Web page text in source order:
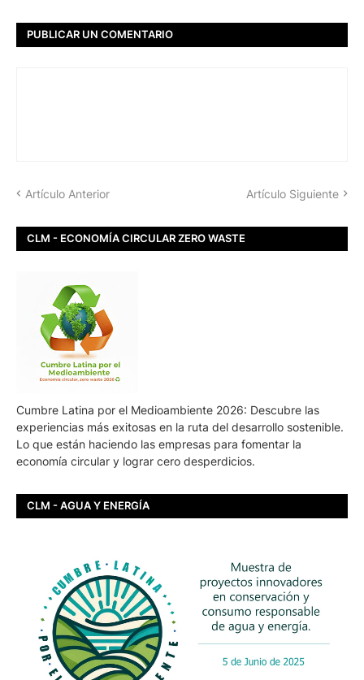
PUBLICAR UN COMENTARIO
Artículo Anterior Artículo Siguiente
CLM - ECONOMÍA CIRCULAR ZERO WASTE
Cumbre Latina por el Medioambiente 2026: Descubre las
experiencias más exitosas en la ruta del desarrollo sostenible.
Lo que están haciendo las empresas para fomentar la
economía circular y lograr cero desperdicios.
CLM - AGUA Y ENERGÍA